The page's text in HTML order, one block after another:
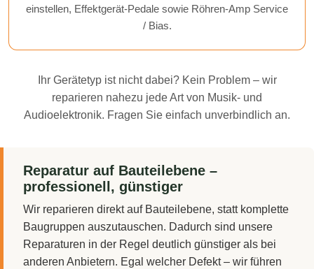
einstellen, Effektgerät-Pedale sowie Röhren-Amp Service
/ Bias.
Ihr Gerätetyp ist nicht dabei? Kein Problem – wir
reparieren nahezu jede Art von Musik- und
Audioelektronik. Fragen Sie einfach unverbindlich an.
Reparatur auf Bauteilebene –
professionell, günstiger
Wir reparieren direkt auf Bauteilebene, statt komplette
Baugruppen auszutauschen. Dadurch sind unsere
Reparaturen in der Regel deutlich günstiger als bei
anderen Anbietern. Egal welcher Defekt – wir führen